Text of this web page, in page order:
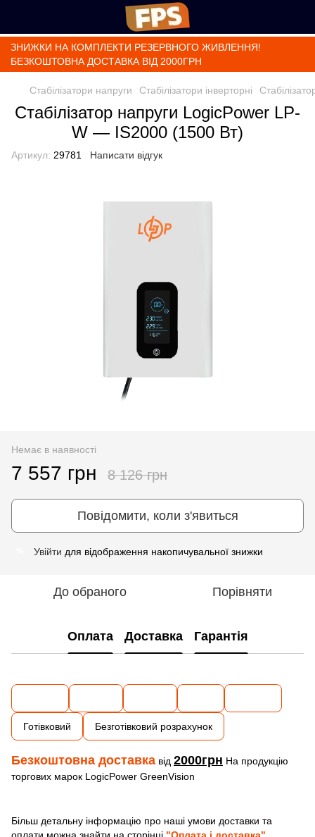
ЗНИЖКИ НА КОМПЛЕКТИ РЕЗЕРВНОГО ЖИВЛЕННЯ!
БЕЗКОШТОВНА ДОСТАВКА ВІД 2000ГРН
Стабілізатори напруги Стабілізатори інверторні
Стабілізатор напруги LogicPower LP-
W — IS2000 (1500 Вт)
Артикул: 29781 Написати відгук
Немає в наявності
7 557 грн 8 126 грн
Повідомити, коли з'явиться
Увійти для відображення накопичувальної знижки
До обраного Порівняти
Оплата Доставка Гарантія
Готівковий Безготівковий розрахунок
Безкоштовна доставка від 2000грн На продукцію
торгових марок LogicPower GreenVision
Більш детальну інформацію про наші умови доставки та
оплати можна знайти на сторінці "Оплата і доставка"